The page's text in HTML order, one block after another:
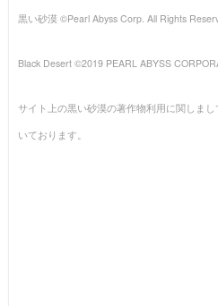
黒い砂漠 ©Pearl Abyss Corp. All Rights
Black Desert ©2019 PEARL ABYSS
サイト上の黒い砂漠の著作物利用に関しま
いております。